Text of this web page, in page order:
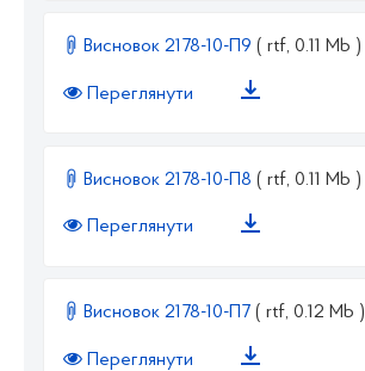
Висновок 2178-10-П9 ( rtf, 0.11 Mb )
Переглянути
Висновок 2178-10-П8 ( rtf, 0.11 Mb )
Переглянути
Висновок 2178-10-П7 ( rtf, 0.12 Mb )
Переглянути